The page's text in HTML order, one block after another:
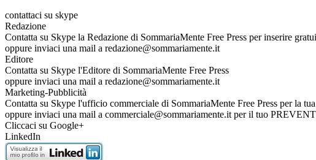
contattaci su skype
Redazione
Contatta su Skype la Redazione di SommariaMente Free Press per inserire
oppure inviaci una mail a redazione@sommariamente.it
Editore
Contatta su Skype l'Editore di SommariaMente Free Press
oppure inviaci una mail a redazione@sommariamente.it
Marketing-Pubblicità
Contatta su Skype l'ufficio commerciale di SommariaMente Free Press per la
oppure inviaci una mail a commerciale@sommariamente.it per il tuo
Cliccaci su Google+
LinkedIn